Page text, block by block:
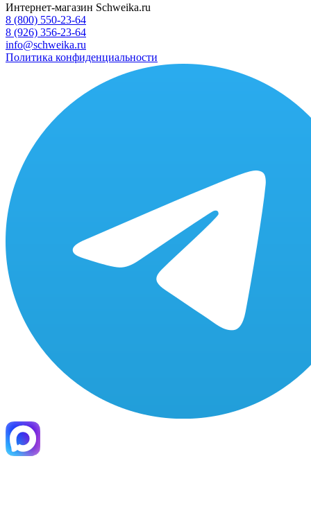
Интернет-магазин Schweika.ru
8 (800) 550-23-64
8 (926) 356-23-64
info@schweika.ru
Политика конфиденциальности